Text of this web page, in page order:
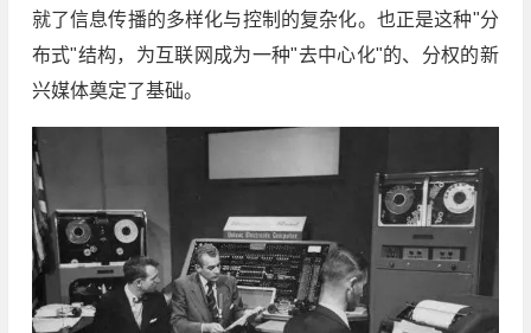
就了信息传播的多样化与控制的复杂化。也正是这种"分
布式"结构，为互联网成为一种"去中心化"的、分权的新
兴媒体奠定了基础。